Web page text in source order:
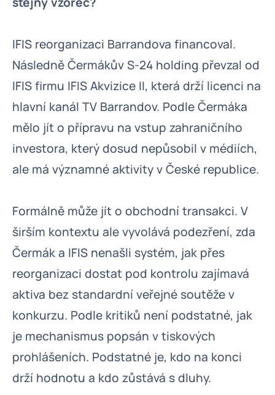
IFIS reorganizaci Barrandova financoval.
Následně Čermákův S-24 holding převzal od
IFIS firmu IFIS Akvizice II, která drží licenci na
hlavní kanál TV Barrandov. Podle Čermáka
mělo jít o přípravu na vstup zahraničního
investora, který dosud nepůsobil v médiích,
ale má významné aktivity v České republice.
Formálně může jít o obchodní transakci. V
širším kontextu ale vyvolává podezření, zda
Čermák a IFIS nenašli systém, jak přes
reorganizaci dostat pod kontrolu zajímavá
aktiva bez standardní veřejné soutěže v
konkurzu. Podle kritiků není podstatné, jak
je mechanismus popsán v tiskových
prohlášeních. Podstatné je, kdo na konci
drží hodnotu a kdo zůstává s dluhy.